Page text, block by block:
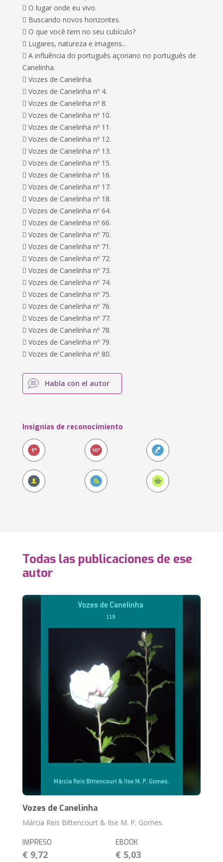
 O lugar onde eu vivo.
 Buscando novos horizontes.
 O que você tem no seu cubículo?
 Lugares, natureza e imagens...
 A influência do português açoriano no português de
Canelinha.
 Vozes de Canelinha.
 Vozes de Canelinha nº 4.
 Vozes de Canelinha nº 8.
 Vozes de Canelinha nº 10.
 Vozes de Canelinha nº 11.
 Vozes de Canelinha nº 12.
 Vozes de Canelinha nº 13.
 Vozes de Canelinha nº 15.
 Vozes de Canelinha nº 16.
 Vozes de Canelinha nº 17.
 Vozes de Canelinha nº 18.
 Vozes de Canelinha nº 64.
 Vozes de Canelinha nº 66.
 Vozes de Canelinha nº 70.
 Vozes de Canelinha nº 71.
 Vozes de Canelinha nº 72.
 Vozes de Canelinha nº 73.
 Vozes de Canelinha nº 74.
 Vozes de Canelinha nº 75.
 Vozes de Canelinha nº 76.
 Vozes de Canelinha nº 77.
 Vozes de Canelinha nº 78.
 Vozes de Canelinha nº 79.
 Vozes de Canelinha nº 80.
Habla con el autor
Insignias de reconocimiento
Todas las publicaciones de ese
autor
Vozes de Canelinha
Márcia Reis Bittencourt & Ilse M. P. Gomes.
IMPRESO
€ 9,72
EBOOK
€ 5,03